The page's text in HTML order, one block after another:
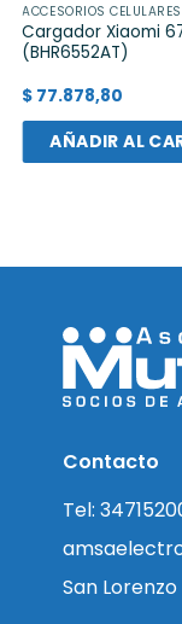
ACCESORIOS CELULARES
Cargador Xiaomi
(BHR6552AT)
$ 77.878,80
AÑADIR AL
Contacto
Tel:
San Lorenzo